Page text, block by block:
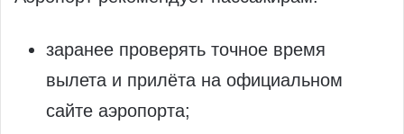
заранее проверять точное время
вылета и прилёта на официальном
сайте аэропорта;